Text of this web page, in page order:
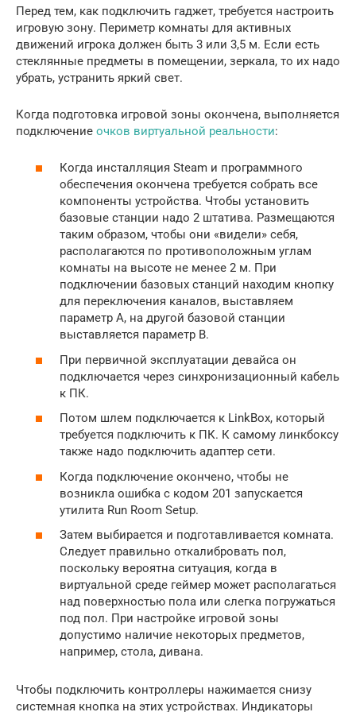
Перед тем, как подключить гаджет, требуется настроить
игровую зону. Периметр комнаты для активных
движений игрока должен быть 3 или 3,5 м. Если есть
стеклянные предметы в помещении, зеркала, то их надо
убрать, устранить яркий свет.
Когда подготовка игровой зоны окончена, выполняется
подключение очков виртуальной реальности:
Когда инсталляция Steam и программного
обеспечения окончена требуется собрать все
компоненты устройства. Чтобы установить
базовые станции надо 2 штатива. Размещаются
таким образом, чтобы они «видели» себя,
располагаются по противоположным углам
комнаты на высоте не менее 2 м. При
подключении базовых станций находим кнопку
для переключения каналов, выставляем
параметр А, на другой базовой станции
выставляется параметр В.
При первичной эксплуатации девайса он
подключается через синхронизационный кабель
к ПК.
Потом шлем подключается к LinkBox, который
требуется подключить к ПК. К самому линкбоксу
также надо подключить адаптер сети.
Когда подключение окончено, чтобы не
возникла ошибка с кодом 201 запускается
утилита Run Room Setup.
Затем выбирается и подготавливается комната.
Следует правильно откалибровать пол,
поскольку вероятна ситуация, когда в
виртуальной среде геймер может располагаться
над поверхностью пола или слегка погружаться
под пол. При настройке игровой зоны
допустимо наличие некоторых предметов,
например, стола, дивана.
Чтобы подключить контроллеры нажимается снизу
системная кнопка на этих устройствах. Индикаторы